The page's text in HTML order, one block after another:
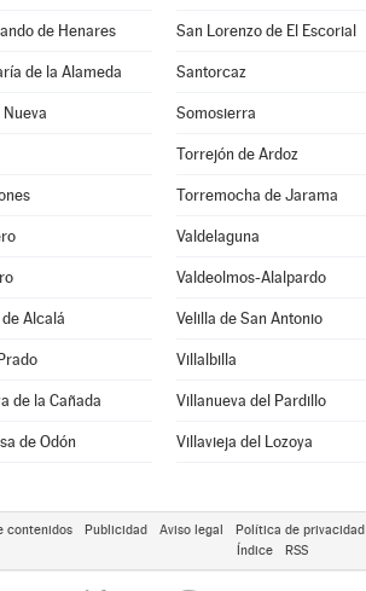
de Henares San Lorenzo de El Escorial
de la Alameda Santorcaz
Somosierra
Torrejón de Ardoz
Torremocha de Jarama
Valdelaguna
Valdeolmos-Alalpardo
Alcalá Velilla de San Antonio
Villalbilla
de la Cañada Villanueva del Pardillo
de Odón Villavieja del Lozoya
contenidos Publicidad Aviso legal Política de privacidad
Índice
RSS